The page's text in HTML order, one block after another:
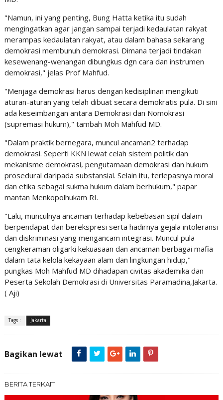
"Namun, ini yang penting, Bung Hatta ketika itu sudah
mengingatkan agar jangan sampai terjadi kedaulatan rakyat
merampas kedaulatan rakyat, atau dalam bahasa sekarang
demokrasi membunuh demokrasi. Dimana terjadi tindakan
kesewenang-wenangan dibungkus dgn cara dan instrumen
demokrasi," jelas Prof Mahfud.
"Menjaga demokrasi harus dengan kedisiplinan mengikuti
aturan-aturan yang telah dibuat secara demokratis pula. Di sini
ada keseimbangan antara Demokrasi dan Nomokrasi
(supremasi hukum)," tambah Moh Mahfud MD.
"Dalam praktik bernegara, muncul ancaman2 terhadap
demokrasi. Seperti KKN lewat celah sistem politik dan
mekanisme demokrasi, pengutamaan demokrasi dan hukum
prosedural daripada substansial. Selain itu, terlepasnya moral
dan etika sebagai sukma hukum dalam berhukum," papar
mantan Menkopolhukam RI.
"Lalu, munculnya ancaman terhadap kebebasan sipil dalam
berpendapat dan berekspresi serta hadirnya gejala intoleransi
dan diskriminasi yang mengancam integrasi. Muncul pula
cengkeraman oligarki kekuasaan dan ancaman berbagai mafia
dalam tata kelola kekayaan alam dan lingkungan hidup,"
pungkas Moh Mahfud MD dihadapan civitas akademika dan
Peserta Sekolah Demokrasi di Universitas Paramadina,Jakarta.
( Aji)
Tags : Jakarta
Bagikan lewat
BERITA TERKAIT